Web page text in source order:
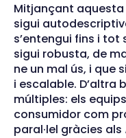
Mitjançant aquesta
sigui
s’entengui fins i
sigui robusta, de
ne un mal ús, i que
i escalable. D’altra
múltiples: els
consumidor com
paral·lel gràcies als